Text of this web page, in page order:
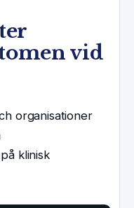
vid
organisationer
klinisk